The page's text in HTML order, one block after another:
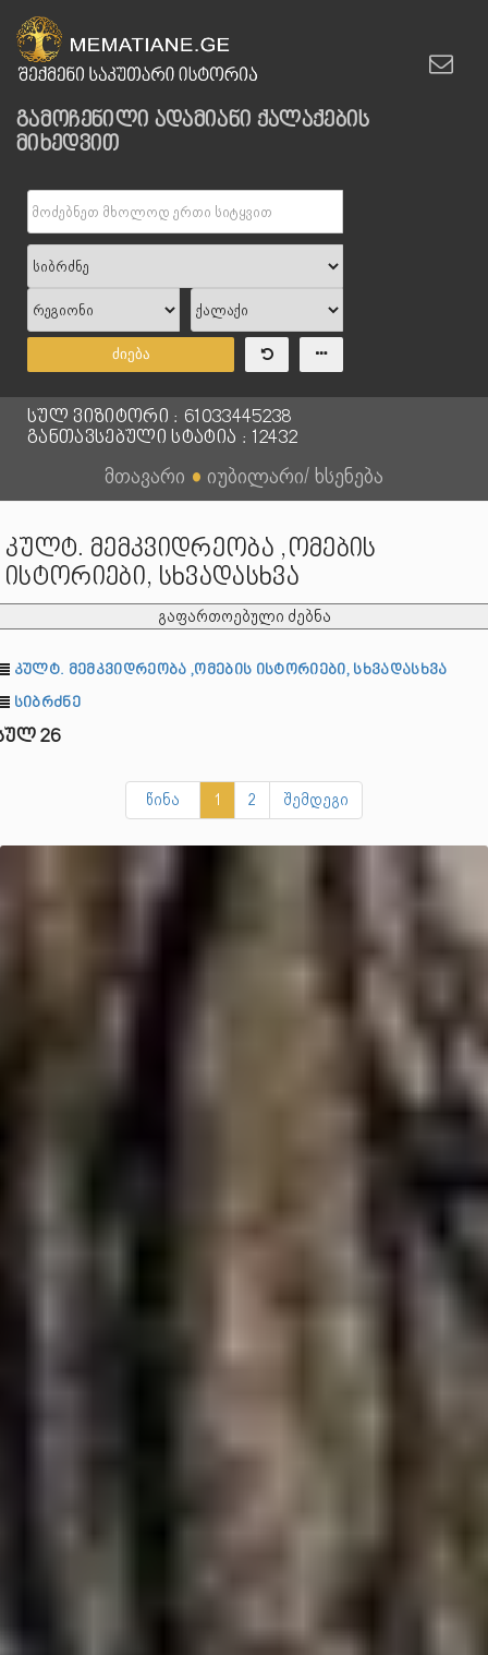
გამოჩენილი ადამიანი ქალაქების
მიხედვით
ძიება
სულ ვიზიტორი : 61033445238
განთავსებული სტატია : 12432
მთავარი ● იუბილარი/ ხსენება
კულტ. მემკვიდრეობა ,ომების
ისტორიები, სხვადასხვა
გაფართოებული ძებნა
კულტ. მემკვიდრეობა ,ომების ისტორიები, სხვადასხვა
სიბრძნე
26
წინა 1 2 შემდეგი